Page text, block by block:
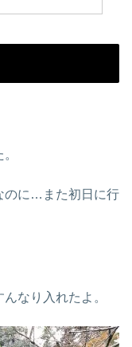
のに…また初日に行
なり入れたよ。